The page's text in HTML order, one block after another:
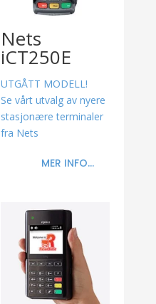
Nets
iCT250E
UTGÅTT MODELL!
Se vårt utvalg av nyere
stasjonære terminaler
fra Nets
MER INFO...